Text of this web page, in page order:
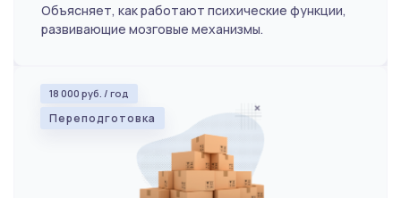
Объясняет, как работают психические функции,
развивающие мозговые механизмы.
18 000 руб. / год
Переподготовка